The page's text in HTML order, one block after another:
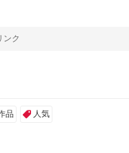
ンク
品 人気